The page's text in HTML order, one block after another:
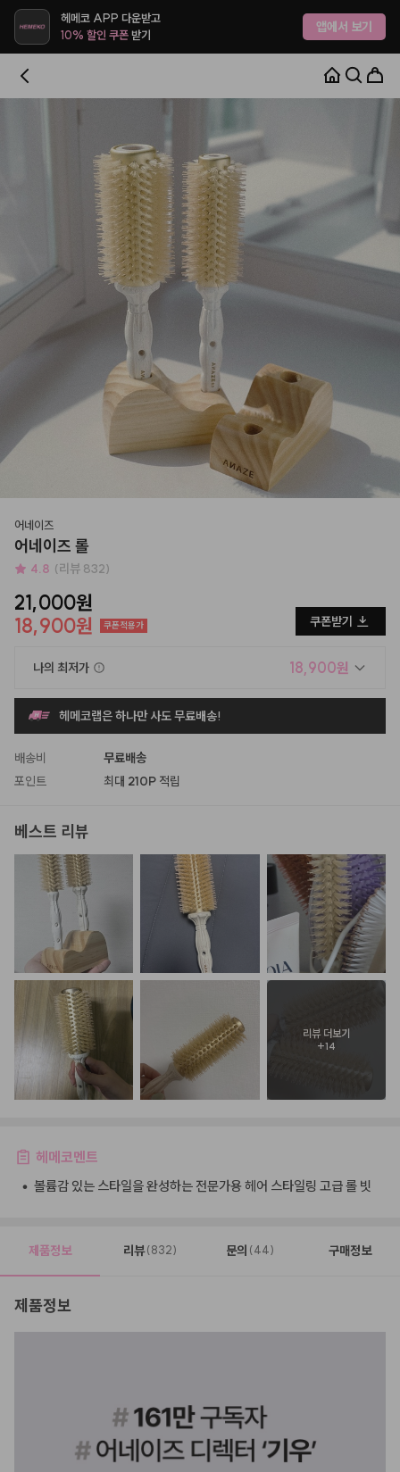
헤메코 APP 다운받고
10% 할인 쿠폰받기 앱에서 보기
어네이즈
어네이즈 롤
4.8 (리뷰 832)
21,000원
18,900원
쿠폰적용가 쿠폰받기
나의 최저가 18,900원
헤메코랩은 하나만 사도 무료배송!
배송비
무료배송
포인트
최대 210P 적립
베스트 리뷰
리뷰 더보기
+14
헤메코멘트
• 볼륨감 있는 스타일을 완성하는 전문가용 헤어 스타일링 고급 롤 빗
제품정보 리뷰(832) 문의 (44) 구매정보
제품정보